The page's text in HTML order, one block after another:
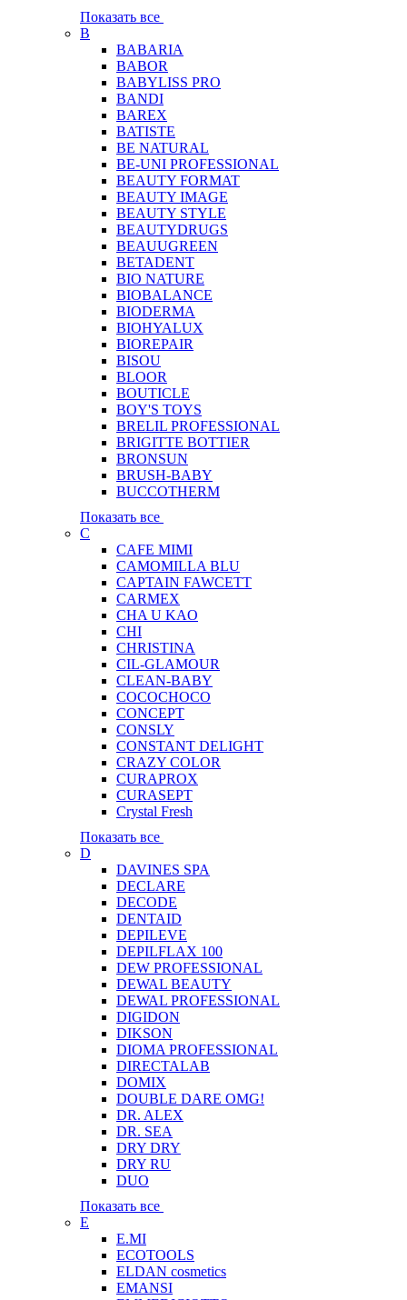
Показать все
B
BABARIA
BABOR
BABYLISS PRO
BANDI
BAREX
BATISTE
BE NATURAL
BE-UNI PROFESSIONAL
BEAUTY FORMAT
BEAUTY IMAGE
BEAUTY STYLE
BEAUTYDRUGS
BEAUUGREEN
BETADENT
BIO NATURE
BIOBALANCE
BIODERMA
BIOHYALUX
BIOREPAIR
BISOU
BLOOR
BOUTICLE
BOY'S TOYS
BRELIL PROFESSIONAL
BRIGITTE BOTTIER
BRONSUN
BRUSH-BABY
BUCCOTHERM
Показать все
C
CAFE MIMI
CAMOMILLA BLU
CAPTAIN FAWCETT
CARMEX
CHA U KAO
CHI
CHRISTINA
CIL-GLAMOUR
CLEAN-BABY
COCOCHOCO
CONCEPT
CONSLY
CONSTANT DELIGHT
CRAZY COLOR
CURAPROX
CURASEPT
Crystal Fresh
Показать все
D
DAVINES SPA
DECLARE
DECODE
DENTAID
DEPILEVE
DEPILFLAX 100
DEW PROFESSIONAL
DEWAL BEAUTY
DEWAL PROFESSIONAL
DIGIDON
DIKSON
DIOMA PROFESSIONAL
DIRECTALAB
DOMIX
DOUBLE DARE OMG!
DR. ALEX
DR. SEA
DRY DRY
DRY RU
DUO
Показать все
E
E.MI
ECOTOOLS
ELDAN cosmetics
EMANSI